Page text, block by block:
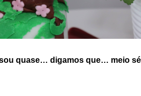
quase… digamos que… meio